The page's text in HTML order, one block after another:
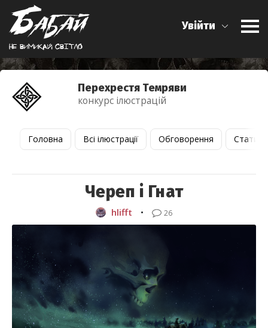
Не вимикай свiтло
Увійти
Перехрестя Темряви
конкурс ілюстрацій
Головна Всі ілюстрації Обговорення
Череп і Гнат
hlifft • 26